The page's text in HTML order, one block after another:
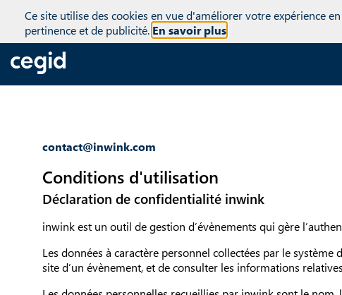
contact@inwink.com
Conditions d'utilisation
Déclaration de confidentialité inwink
inwink est un outil de gestion d’évènements qui gère
Les données à caractère personnel collectées par le
site d’un évènement, et de consulter les informations
Ce site utilise des cookies en vue d'améliorer votre expérience
pertinence et de publicité. En savoir plus
inwink.tracking.trackers || []; inwink.tracking.trackers.push({ script:
didInit = true;\r\n Munchkin.init('818-MJH-876');\r\n }\r\n }\r\n var s
'//munchkin.marketo.net/munchkin.js';\r\n s.onreadystatechange =
initMunchkin;\r\n